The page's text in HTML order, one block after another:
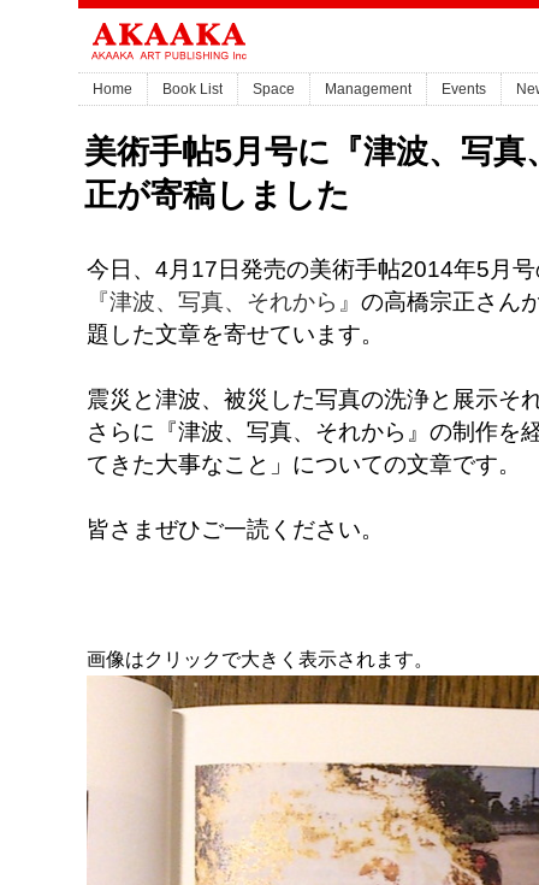
Home Book List Space Management Events
美術手帖5月号に『津波、写
正が寄稿しました
今日、4月17日発売の美術手帖2014年5月
『津波、写真、それから』 の高橋宗正さん
題した文章を寄せています。
震災と津波、被災した写真の洗浄と展示そ
さらに『津波、写真、それから』の制作を
てきた大事なこと」についての文章です。
皆さまぜひご一読ください。
画像はクリックで大きく表示されます。